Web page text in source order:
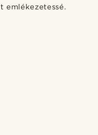
emlékezetessé.